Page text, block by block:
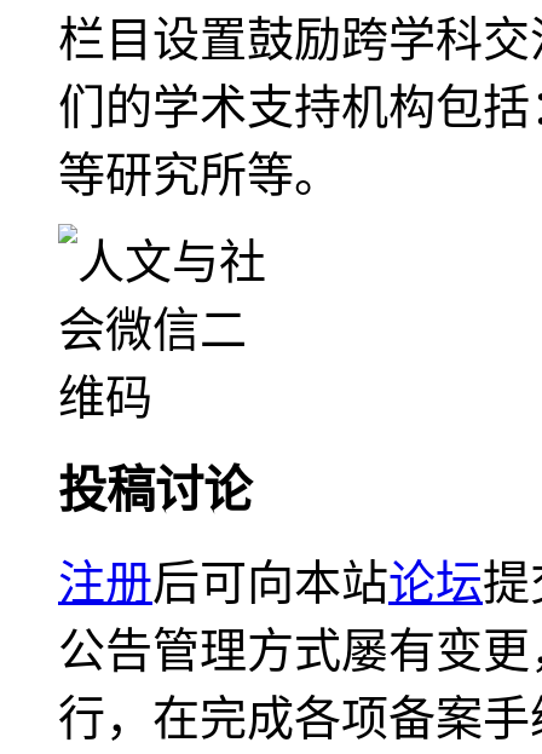
栏目设置鼓励跨学科
们的学术支持机构包
等研究所等。
投稿讨论
注册后可向本站论坛提
公告管理方式屡有变
行，在完成各项备案